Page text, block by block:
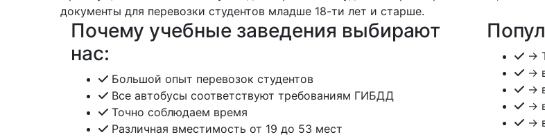
документы для перевозки студентов младше 18-ти лет и старше.
Почему учебные заведения выбирают
нас:
Большой опыт перевозок студентов
Все автобусы соответствуют требованиям ГИБДД
Точно соблюдаем время
Различная вместимость от 19 до 53 мест
→
→
→
→
→